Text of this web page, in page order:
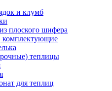
и клумб
плоского шифера
теплицы
для теплиц